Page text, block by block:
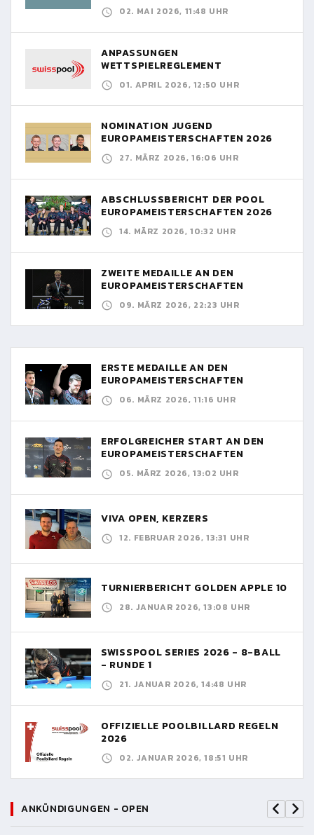
02. MAI 2026, 11:48 UHR
ANPASSUNGEN
WETTSPIELREGLEMENT
01. APRIL 2026, 12:50 UHR
NOMINATION JUGEND
EUROPAMEISTERSCHAFTEN 2026
27. MÄRZ 2026, 16:06 UHR
ABSCHLUSSBERICHT DER POOL
EUROPAMEISTERSCHAFTEN 2026
14. MÄRZ 2026, 10:32 UHR
ZWEITE MEDAILLE AN DEN
EUROPAMEISTERSCHAFTEN
09. MÄRZ 2026, 22:23 UHR
ERSTE MEDAILLE AN DEN
EUROPAMEISTERSCHAFTEN
06. MÄRZ 2026, 11:16 UHR
ERFOLGREICHER START AN DEN
EUROPAMEISTERSCHAFTEN
05. MÄRZ 2026, 13:02 UHR
VIVA OPEN, KERZERS
12. FEBRUAR 2026, 13:31 UHR
TURNIERBERICHT GOLDEN APPLE 10
28. JANUAR 2026, 13:08 UHR
SWISSPOOL SERIES 2026 - 8-BALL
- RUNDE 1
21. JANUAR 2026, 14:48 UHR
OFFIZIELLE POOLBILLARD REGELN
2026
02. JANUAR 2026, 18:51 UHR
ANKÜNDIGUNGEN - OPEN